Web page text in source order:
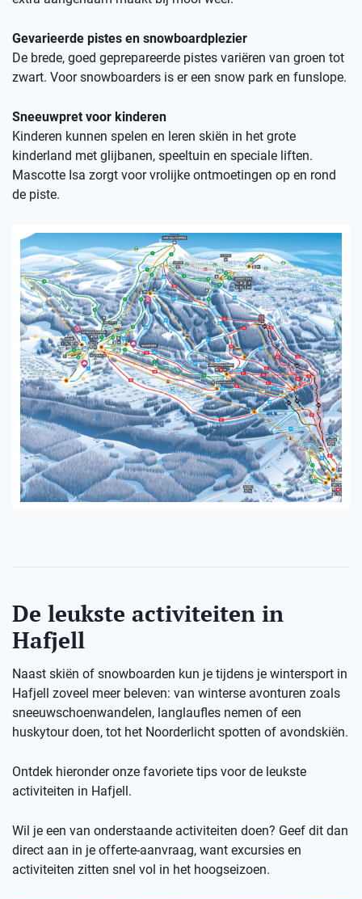
Gevarieerde pistes en snowboardplezier
De brede, goed geprepareerde pistes variëren van groen tot
zwart. Voor snowboarders is er een snow park en funslope.
Sneeuwpret voor kinderen
Kinderen kunnen spelen en leren skiën in het grote
kinderland met glijbanen, speeltuin en speciale liften.
Mascotte Isa zorgt voor vrolijke ontmoetingen op en rond
de piste.
De leukste activiteiten in
Hafjell
Naast skiën of snowboarden kun je tijdens je wintersport in
Hafjell zoveel meer beleven: van winterse avonturen zoals
sneeuwschoenwandelen, langlaufles nemen of een
huskytour doen, tot het Noorderlicht spotten of avondskiën.
Ontdek hieronder onze favoriete tips voor de leukste
activiteiten in Hafjell.
Wil je een van onderstaande activiteiten doen? Geef dit dan
direct aan in je offerte-aanvraag, want excursies en
activiteiten zitten snel vol in het hoogseizoen.